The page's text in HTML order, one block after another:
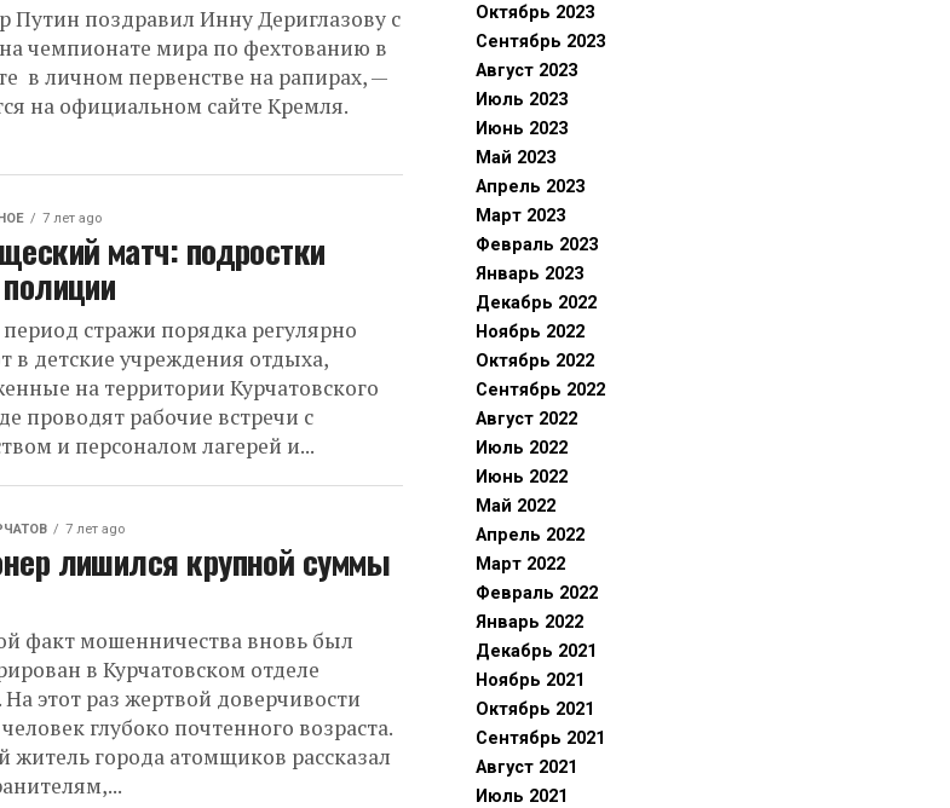
Путин поздравил Инну Дериглазову с
чемпионате мира по фехтованию в
в личном первенстве на рапирах, —
на официальном сайте Кремля.
7 лет ago
матч: подростки
стражи порядка регулярно
в детские учреждения отдыха,
на территории Курчатовского
проводят рабочие встречи с
и персоналом лагерей и...
7 лет ago
лишился крупной суммы
факт мошенничества вновь был
в Курчатовском отделе
этот раз жертвой доверчивости
глубоко почтенного возраста.
житель города атомщиков рассказал
Октябрь 2023
Сентябрь 2023
Август 2023
Июль 2023
Июнь 2023
Май 2023
Апрель 2023
Март 2023
Февраль 2023
Январь 2023
Декабрь 2022
Ноябрь 2022
Октябрь 2022
Сентябрь 2022
Август 2022
Июль 2022
Июнь 2022
Май 2022
Апрель 2022
Март 2022
Февраль 2022
Январь 2022
Декабрь 2021
Ноябрь 2021
Октябрь 2021
Сентябрь 2021
Август 2021
Июль 2021